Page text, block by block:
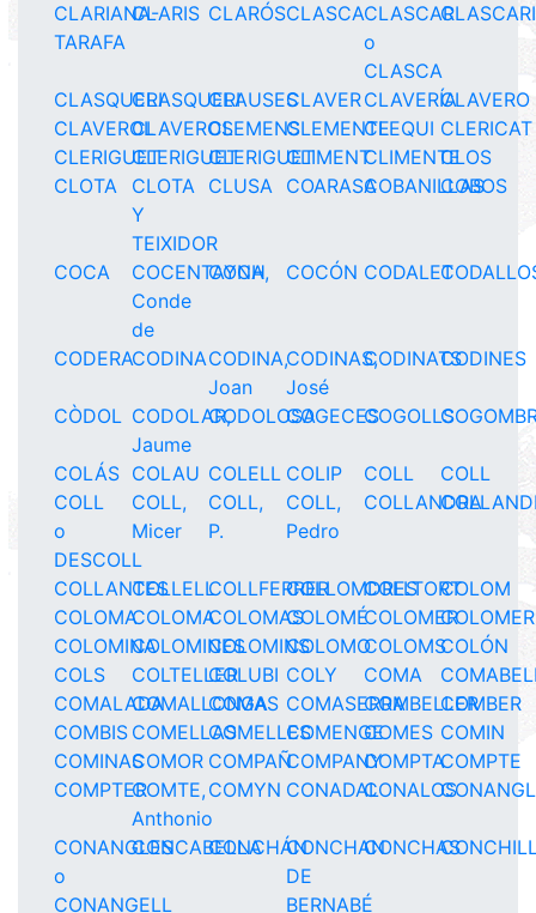
CLARIANA-
TARAFA
CLARIS CLARÓSCLASCACLASCAR
o
CLASCA
CLASCARI
CLASQUERICLASQUERICLAUSESCLAVERCLAVERÍACLAVERO
CLAVEROLCLAVEROSCLEMENSCLEMENTECLEQUI CLERICAT
CLERIGUETCLERIGUETCLERIGUETCLIMENTCLIMENTECLOS
CLOTA
CLOTA
Y
TEIXIDOR
CLUSA COARASACOBANILLAS
COBOS
COCA
COCENTAYNA,
Conde
de
COCH COCÓN CODALET
CODERACODINACODINA,
Joan
CODINAS,
José
CODINATSCODINES
CÒDOL CODOLAR,
Jaume
CODOLOSACOGECESCOGOLLS
COLÁS COLAU COLELL COLIP COLL
COLL
COLL
o
DESCOLL
COLL,
Micer
COLL,
P.
COLL,
Pedro
COLLANDRA
COLLANTESCOLLELLCOLLFERRERCOLLOMDRES
COLLTORTCOLOM
COLOMACOLOMACOLOMASCOLOMÉCOLOMER
COLOMINACOLOMINESCOLOMINSCOLOMOCOLOMSCOLÓN
COLS
COLTELLERCOLUBI COLY COMA
COMALADACOMALLONGA
COMAS COMASERRACOMBELLERCOMBER
COMBIS COMELLASCOMELLESCOMENGECOMES COMIN
COMINASCOMOR COMPAÑCOMPANYCOMPTACOMPTE
COMPTERCOMTE,
Anthonio
COMYN CONADALCONALOS
CONANGLES
o
CONANGELL
CONCABELLA
CONCHÁNCONCHAN
DE
BERNABÉ
CONCHAS